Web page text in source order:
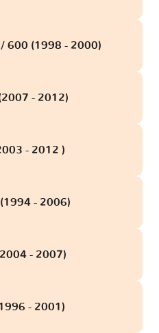
600 (1998 - 2000)
- 2012)
- 2012 )
- 2006)
- 2007)
- 2001)